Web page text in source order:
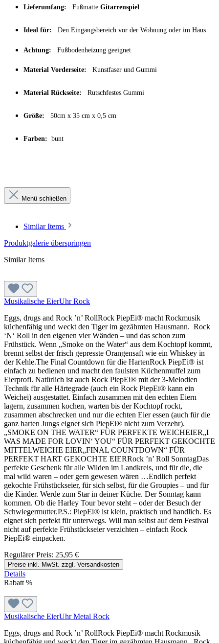
Lieferumfang: Fußmatte Gitarrenspiel
Ideal für: Den Eingangsbereich vor der Wohnung oder im Haus
Achtung: Fußbodenheizung geeignet
Material Vorderseite: Kunstfaser und Gummi
Material Rückseite: Rutschfestes Gummi
Größe: 50cm x 35 cm x 0,5 cm
Farben: bunt
Menü schließen
Similar Items
Produktgalerie überspringen
Similar Items
Musikalische EierUhr Rock
Eggs, drugs and Rock ’n’ RollRock PiepEi® macht Rockmusik
küchenfähig und weckt den Tiger im gezähmten Hausmann. Rock
‘N‘ Roll in den eigenen vier Wänden – und das schon zum
Frühstück. Wenn „Smoke on the Water“ aus dem Kochtopf kommt,
brennt selbst der frisch gepresste Orangensaft wie ein Whiskey in
der Kehle.The Final Countdown für die HartenRock PiepEi® ist
einfach zu bedienen und macht den faulsten Küchenmuffel zum
Eierprofi. Natürlich ist auch Rock PiepEi® mit der 3-Melodien
Technik für alle Härtegrade (auch ein Rock PiepEi® kann ein
Weichei) ausgestattet. Einfach zusammen mit den echten Eiern
lagern, zusammen kochen, warten bis der Kochtopf rockt,
zusammen abschrecken und nur die echten Eier essen (auch für die
ganz harten Jungs eignet sich PiepEi® nicht zum Verzehr).
„SMOKE ON THE WATER“ FÜR PERFEKTE WEICHEIER„I
WAS MADE FOR LOVIN‘ YOU“ FÜR PERFEKT GEKOCHTE
MITTELWEICHE EIER„FINAL COUNTDOWN“ FÜR
PERFEKT HART GEKOCHTE EIERRock ’n’ Roll SonntagDas
perfekte Geschenk für alle Wilden im Landkreis, und für die, die
mal wild waren – oder gern gewesen wären …Endlich perfekt
gekochte Frühstückseier, für sich selbst, für die Groupies – und für
die Kinder. Werde zum Star in deiner Küche. Der Sonntag kann
kommen. Ob die Harley Tour bevor steht – oder der Besuch der
Schwiegermutter.P.S.: PiepEi® ist klein, praktisch und handlich. Es
eignet sich perfekt für unterwegs. Will man selbst auf dem Festival
nicht auf perfekte Frühstückseier verzichten – einfach Rock
PiepEi® einpacken.
Regulärer Preis: 25,95 €
Preise inkl. MwSt. zzgl. Versandkosten
Details
Rabatt %
Musikalische EierUhr Metal Rock
Eggs, drugs and Rock ’n’ RollRock PiepEi® macht Rockmusik